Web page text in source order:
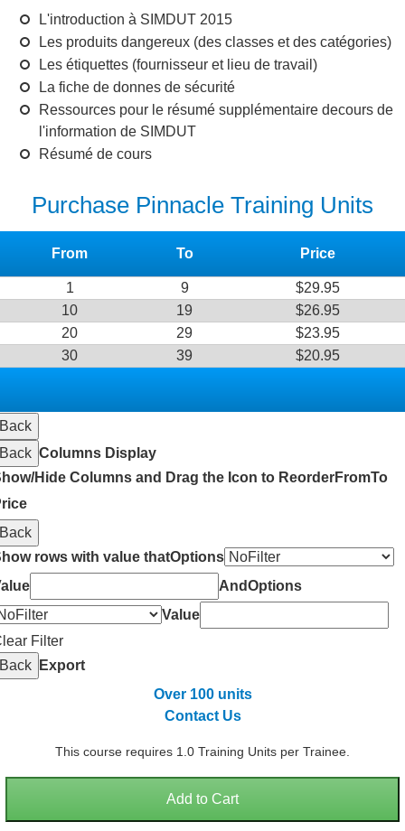
L'introduction à SIMDUT 2015
Les produits dangereux (des classes et des catégories)
Les étiquettes (fournisseur et lieu de travail)
La fiche de donnes de sécurité
Ressources pour le résumé supplémentaire decours de
l'information de SIMDUT
Résumé de cours
Purchase Pinnacle Training Units
From To Price
1 9
$29.95
10
19
$26.95
20
29
$23.95
30
39 $20.95
Back
Back Columns Display
Hide Columns and Drag the Icon to ReorderFromTo
Back
rows with value thatOptions
AndOptions
Value
Filter
Back
Export
Over 100 units
Contact Us
This course requires 1.0 Training Units per Trainee.
Add to Cart